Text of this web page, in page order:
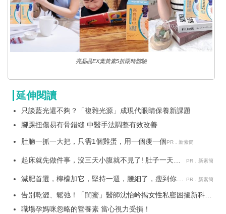
亮晶晶EX葉黃素5折限時體驗
延伸閱讀
只談藍光還不夠？「複雜光源」成現代眼睛保養新課題
腳踝扭傷易有骨錯縫 中醫手法調整有效改善
肚腩一抓一大把，只需1個雞蛋，用一個瘦一個PR．新素簡
起床就先做件事，沒三天小腹就不見了! 肚子一天天
PR．新素簡
減肥首選，檸檬加它，堅持一週，腰細了，瘦到你懷
PR．新素簡
告別乾澀、鬆弛！「閨蜜」醫師沈怡岒揭女性私密困擾新科技
解方
職場孕媽咪忽略的營養素 當心視力受損！